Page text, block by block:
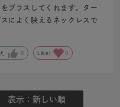
プラスしてくれます。ター
によく映えるネックレスで
Like!
表示：新しい順